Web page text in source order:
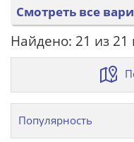
Смотреть все
Найдено: 21 из 21